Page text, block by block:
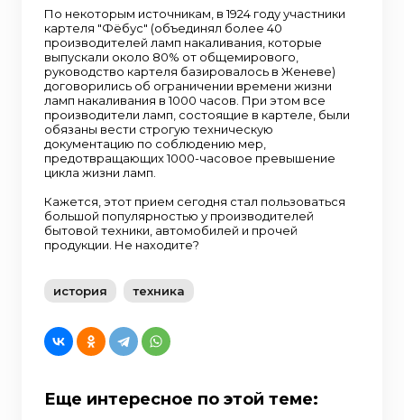
прием сегодня стал пользоваться большой
популярностью у производителей бытовой
техники, автомобилей и прочей продукции.
Не находите?
По некоторым источникам, в 1924 году участники
картеля "Фёбус" (объединял более 40
производителей ламп накаливания, которые
выпускали около 80% от общемирового,
руководство картеля базировалось в Женеве)
договорились об ограничении времени жизни
ламп накаливания в 1000 часов. При этом все
производители ламп, состоящие в картеле, были
обязаны вести строгую техническую
документацию по соблюдению мер,
предотвращающих 1000-часовое превышение
цикла жизни ламп.
Кажется, этот прием сегодня стал пользоваться
большой популярностью у производителей
бытовой техники, автомобилей и прочей
продукции. Не находите?
история техника
Еще интересное по этой теме: